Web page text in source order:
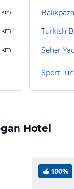
km
km
km
Turkish
Seher
Sport-
Hotel
100%